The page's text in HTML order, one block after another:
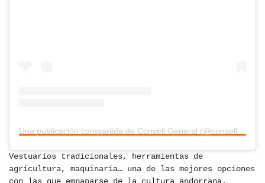
Una publicación compartida de Consell General (@consellgeneral)
Vestuarios tradicionales, herramientas de
agricultura, maquinaria… una de las mejores opciones